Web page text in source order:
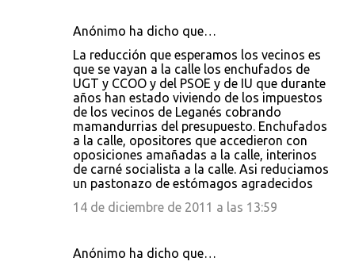
Anónimo ha dicho que…
La reducción que esperamos los vecinos es
que se vayan a la calle los enchufados de
UGT y CCOO y del PSOE y de IU que durante
años han estado viviendo de los impuestos
de los vecinos de Leganés cobrando
mamandurrias del presupuesto. Enchufados
a la calle, opositores que accedieron con
oposiciones amañadas a la calle, interinos
de carné socialista a la calle. Asi reduciamos
un pastonazo de estómagos agradecidos
14 de diciembre de 2011 a las 13:59
Anónimo ha dicho que…